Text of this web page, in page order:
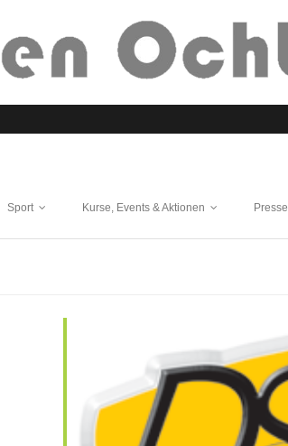
Sport Kurse, Events & Aktionen Presse